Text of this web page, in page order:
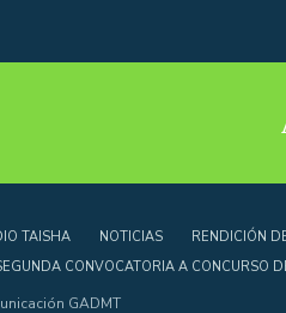
TAISHA NOTICIAS RENDICIÓN
CONVOCATORIA A CONCURSO
GADMT